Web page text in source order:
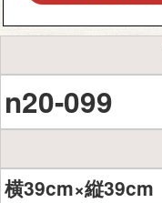
n20-099
横39cm×縦39cm